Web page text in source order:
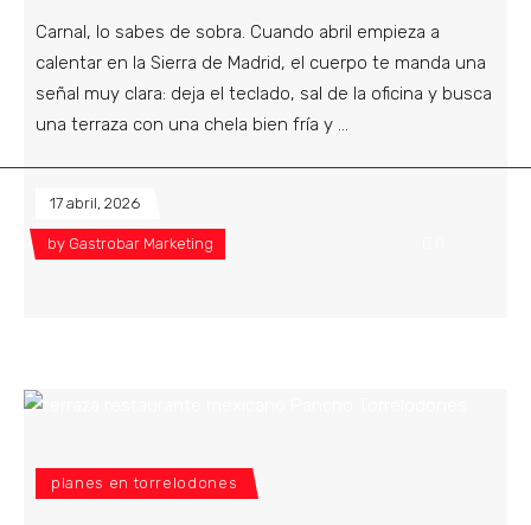
Carnal, lo sabes de sobra. Cuando abril empieza a
calentar en la Sierra de Madrid, el cuerpo te manda una
señal muy clara: deja el teclado, sal de la oficina y busca
una terraza con una chela bien fría y
17 abril, 2026
by Gastrobar Marketing
planes en torrelodones